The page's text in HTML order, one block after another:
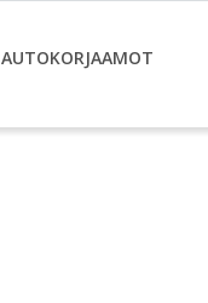
AUTOKORJAAMOT